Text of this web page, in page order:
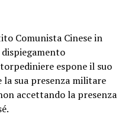
Comunista Cinese in
espone il suo
sua presenza militare
accettando la presenza